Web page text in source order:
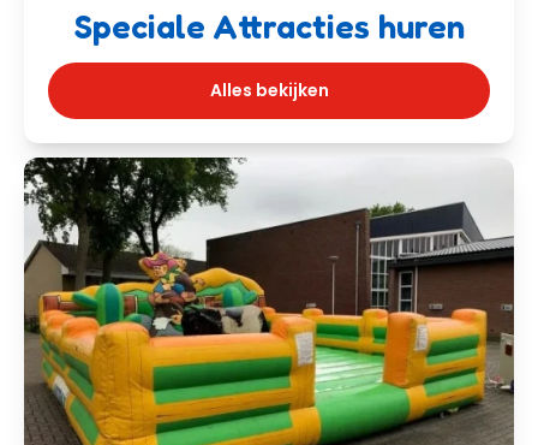
Speciale Attracties huren
Alles bekijken